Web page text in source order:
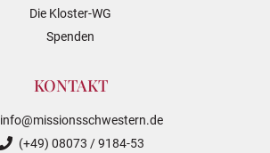
Die Kloster-WG
Spenden
KONTAKT
info@missionsschwestern.de
(+49) 08073 / 9184-53